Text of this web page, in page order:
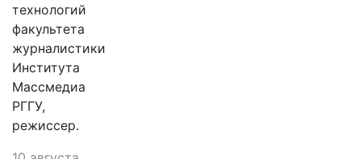
технологий
факультета
журналистики
Института
Массмедиа
РГГУ,
режиссер.